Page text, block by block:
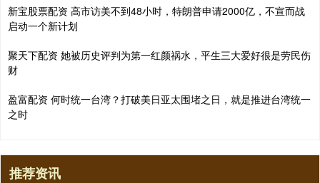
新宝股票配资 高市访美不到48小时，特朗普申请2000亿，不宣而战
启动一个新计划
聚天下配资 她被历史评判为第一红颜祸水，平生三大爱好很是劳民伤
财
盈富配资 何时统一台湾？打破美日亚太围堵之日，就是推进台湾统一
之时
推荐资讯